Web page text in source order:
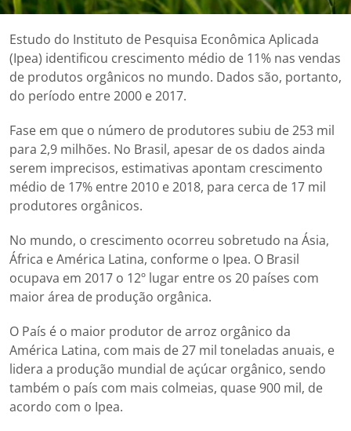
Estudo do Instituto de Pesquisa Econômica Aplicada
(Ipea) identificou crescimento médio de 11% nas vendas
de produtos orgânicos no mundo. Dados são, portanto,
do período entre 2000 e 2017.
Fase em que o número de produtores subiu de 253 mil
para 2,9 milhões. No Brasil, apesar de os dados ainda
serem imprecisos, estimativas apontam crescimento
médio de 17% entre 2010 e 2018, para cerca de 17 mil
produtores orgânicos.
No mundo, o crescimento ocorreu sobretudo na Ásia,
África e América Latina, conforme o Ipea. O Brasil
ocupava em 2017 o 12º lugar entre os 20 países com
maior área de produção orgânica.
O País é o maior produtor de arroz orgânico da
América Latina, com mais de 27 mil toneladas anuais, e
lidera a produção mundial de açúcar orgânico, sendo
também o país com mais colmeias, quase 900 mil, de
acordo com o Ipea.